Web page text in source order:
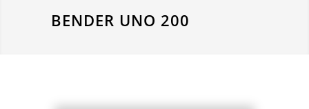
BENDER UNO 200